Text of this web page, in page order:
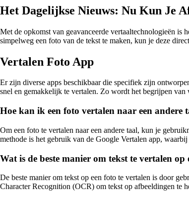
Het Dagelijkse Nieuws: Nu Kun Je
Met de opkomst van geavanceerde vertaaltechnologieën is
simpelweg een foto van de tekst te maken, kun je deze
Vertalen Foto App
Er zijn diverse apps beschikbaar die specifiek zijn
snel en gemakkelijk te vertalen. Zo wordt het begrijpen van
Hoe kan ik een foto vertalen naar een andere
Om een foto te vertalen naar een andere taal, kun je
methode is het gebruik van de Google Vertalen app,
Wat is de beste manier om tekst te vertalen op
De beste manier om tekst op een foto te vertalen is door
Character Recognition (OCR) om tekst op afbeeldingen te